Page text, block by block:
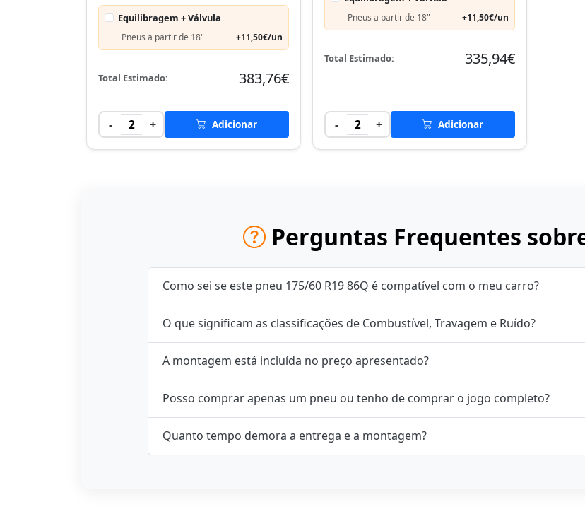
Equilibragem + Válvula
Pneus a partir de 18" +11,50€/un
Total Estimado: 383,76€
- 2 + Adicionar
Pneus a partir de 18" +11,50€/un
Total Estimado: 335,94€
- 2 + Adicionar
Perguntas Frequentes
Como sei se este pneu 175/60 R19 86Q é compatível com o meu carro?
O que significam as classificações de Combustível, Travagem e Ruído?
A montagem está incluída no preço apresentado?
Posso comprar apenas um pneu ou tenho de comprar o jogo completo?
Quanto tempo demora a entrega e a montagem?